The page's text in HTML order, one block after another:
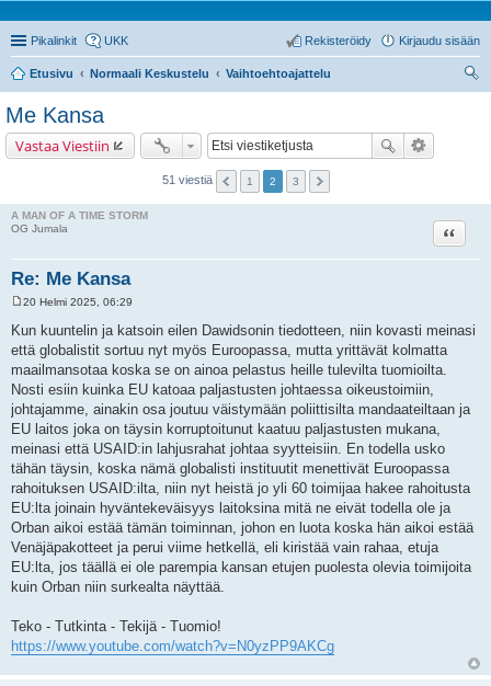
Pikalinkit UKK Kirjaudu sisään
Rekisteröidy
Etusivu Normaali Keskustelu
Vaihtoehtoajattelu
Me Kansa
Vastaa Viestiin
51 viestiä 1 2 3
A MAN OF A TIME STORM
OG Jumala
Re: Me Kansa
Lainaa
e
s
i
20 Helmi 2025, 06:29
Kun kuuntelin ja katsoin eilen Dawidsonin tiedotteen, niin kovasti meinasi
että globalistit sortuu nyt myös Euroopassa, mutta yrittävät kolmatta
maailmansotaa koska se on ainoa pelastus heille tulevilta tuomioilta.
Nosti esiin kuinka EU katoaa paljastusten johtaessa oikeustoimiin,
johtajamme, ainakin osa joutuu väistymään poliittisilta mandaateiltaan ja
EU laitos joka on täysin korruptoitunut kaatuu paljastusten mukana,
meinasi että USAID:in lahjusrahat johtaa syytteisiin. En todella usko
tähän täysin, koska nämä globalisti instituutit menettivät Euroopassa
rahoituksen USAID:ilta, niin nyt heistä jo yli 60 toimijaa hakee rahoitusta
EU:lta joinain hyväntekeväisyys laitoksina mitä ne eivät todella ole ja
Orban aikoi estää tämän toiminnan, johon en luota koska hän aikoi estää
Venäjäpakotteet ja perui viime hetkellä, eli kiristää vain rahaa, etuja
EU:lta, jos täällä ei ole parempia kansan etujen puolesta olevia toimijoita
kuin Orban niin surkealta näyttää.
Teko - Tutkinta - Tekijä - Tuomio!
https://www.youtube.com/watch?v=N0yzPP9AKCg